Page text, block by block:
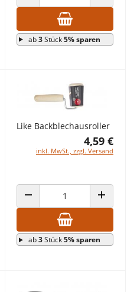
ERHÖHENANZAHL VERRINGERN ANZAHL
ab3Stück5% sparen
ERHÖHEN
Like Backblechausroller
4,59 €
inkl. MwSt., zzgl. Versand
ANZAHL VERRINGERN ANZAHL
ab3Stück5% sparen